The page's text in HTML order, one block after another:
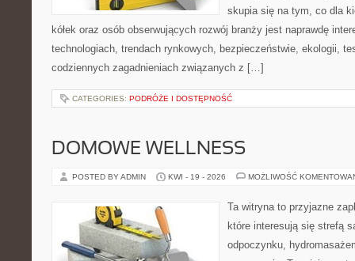
skupia się na tym, co dla
kółek oraz osób obserwujących rozwój branży jest naprawdę
technologiach, trendach rynkowych, bezpieczeństwie, ekologii,
codziennych zagadnieniach związanych z […]
CATEGORIES: PODRÓŻE I DOSTĘPNOŚĆ
DOMOWE WELLNESS
POSTED BY ADMIN KWI - 19 - 2026 MOŻLIWOŚĆ
Ta witryna to przyjazne
które interesują się strefą
odpoczynku,